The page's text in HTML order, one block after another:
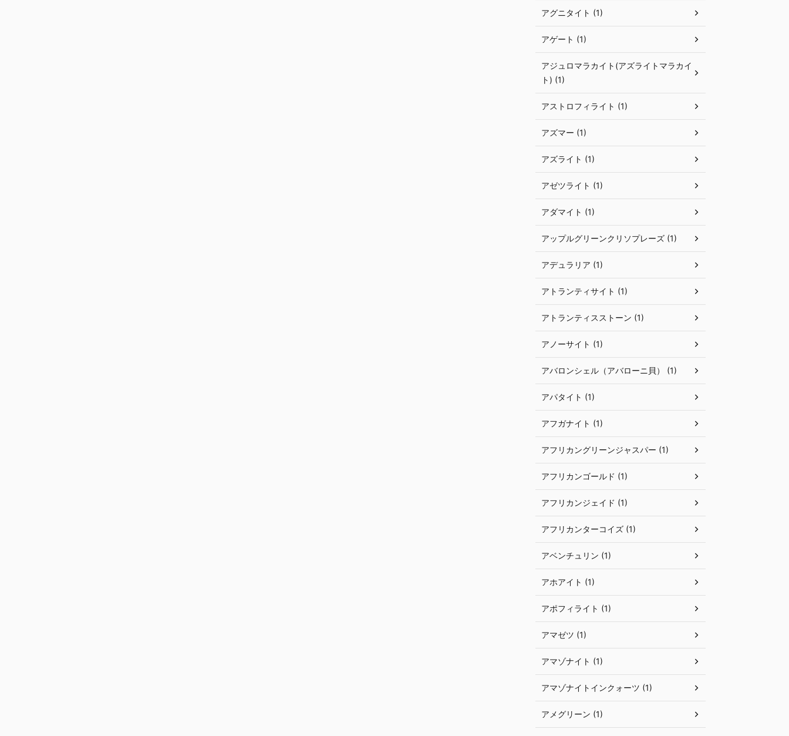
アグニタイト (1)
アゲート (1)
アジュロマラカイト(アズライトマラカイ
ト) (1)
アストロフィライト (1)
アズマー (1)
アズライト (1)
アゼツライト (1)
アダマイト (1)
アップルグリーンクリソプレーズ (1)
アデュラリア (1)
アトランティサイト (1)
アトランティスストーン (1)
アノーサイト (1)
アバロンシェル（アバローニ貝） (1)
アパタイト (1)
アフガナイト (1)
アフリカングリーンジャスパー (1)
アフリカンゴールド (1)
アフリカンジェイド (1)
アフリカンターコイズ (1)
アベンチュリン (1)
アホアイト (1)
アポフィライト (1)
アマゼツ (1)
アマゾナイト (1)
アマゾナイトインクォーツ (1)
アメグリーン (1)